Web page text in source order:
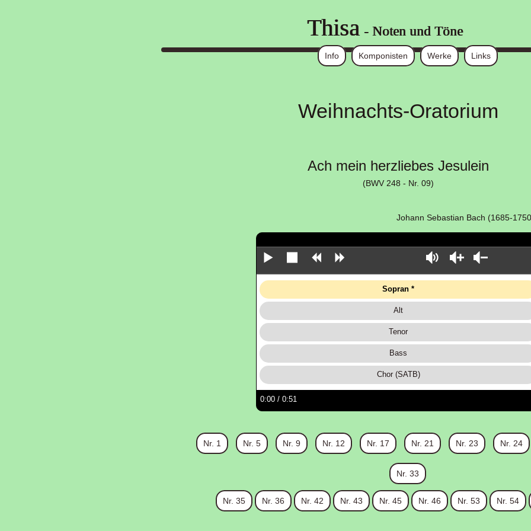
Thisa - Noten und Töne
Info Komponisten Werke Links
Weihnachts-Oratorium
Ach mein herzliebes Jesulein
(BWV 248 - Nr. 09)
Johann Sebastian Bach (1685-
Sopran
Alt
Tenor
Bass
Chor (SATB)
0:00 / 0:51
Nr. 1 Nr. 5 Nr. 9 Nr. 12 Nr. 17 Nr. 21 Nr. 23 Nr. 24
Nr. 33
Nr. 35 Nr. 36 Nr. 42 Nr. 43 Nr. 45 Nr. 46 Nr. 53 Nr. 54